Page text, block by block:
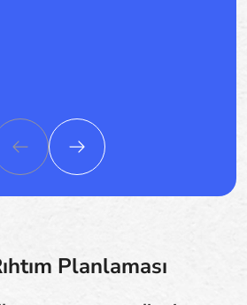
Planlaması